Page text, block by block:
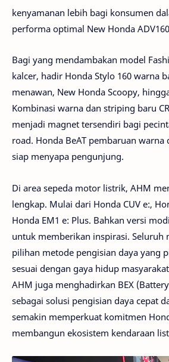
kenyamanan lebih bagi konsumen
performa optimal New Honda
Bagi yang mendambakan model
kalcer, hadir Honda Stylo 160 warna
menawan, New Honda Scoopy,
Kombinasi warna dan striping baru
menjadi magnet tersendiri bagi
road. Honda BeAT pembaruan
siap menyapa pengunjung.
Di area sepeda motor listrik, AHM
lengkap. Mulai dari Honda CUV e:,
Honda EM1 e: Plus. Bahkan versi
untuk memberikan inspirasi. Seluruh
pilihan metode pengisian daya yang
sesuai dengan gaya hidup
AHM juga menghadirkan BEX
sebagai solusi pengisian daya cepat
semakin memperkuat komitmen
membangun ekosistem kendaraan